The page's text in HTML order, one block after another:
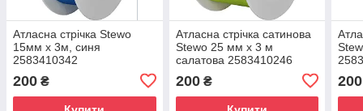
Атласна стрічка Stewo
15мм х 3м, синя
2583410342
200 ₴
Атласна стрічка сатинова
Stewo 25 мм х 3 м
салатова 2583410246
200₴ 200